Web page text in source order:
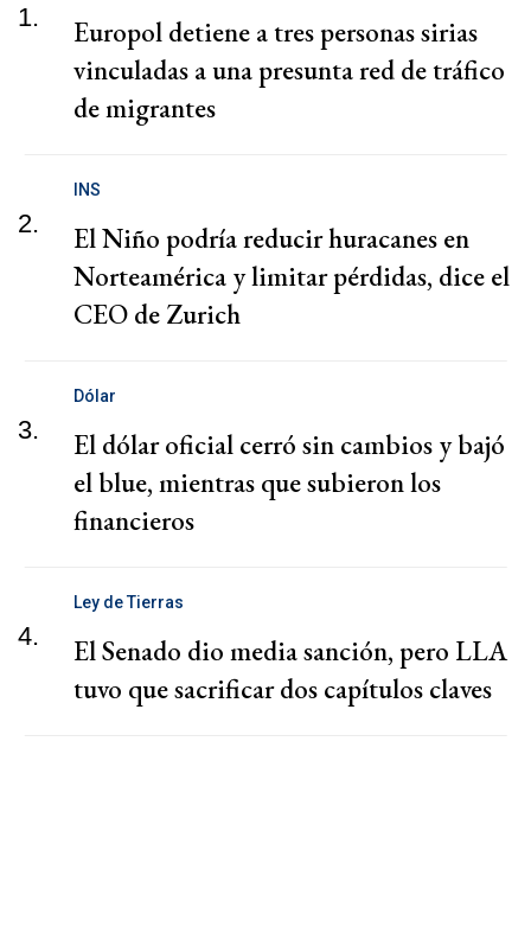
1.
Europol detiene a tres personas sirias
vinculadas a una presunta red de tráfico
de migrantes
2.
INS
El Niño podría reducir huracanes en
Norteamérica y limitar pérdidas, dice el
CEO de Zurich
3.
Dólar
El dólar oficial cerró sin cambios y bajó
el blue, mientras que subieron los
financieros
4.
Ley de Tierras
El Senado dio media sanción, pero LLA
tuvo que sacrificar dos capítulos claves